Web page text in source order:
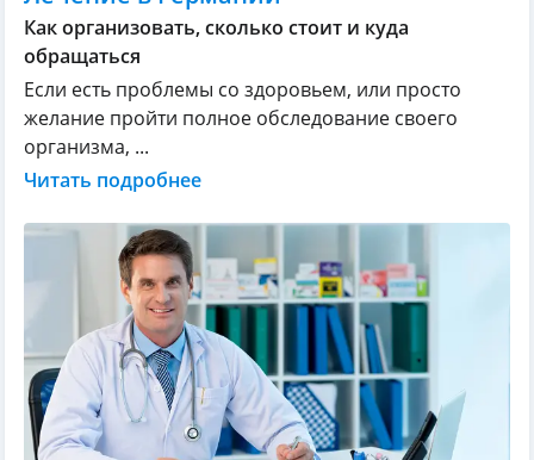
Как организовать, сколько стоит и куда
обращаться
Если есть проблемы со здоровьем, или просто
желание пройти полное обследование своего
организма, ...
Читать подробнее